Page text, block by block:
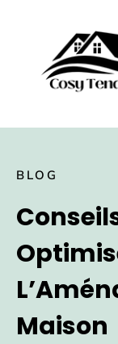
BLOG
Maison